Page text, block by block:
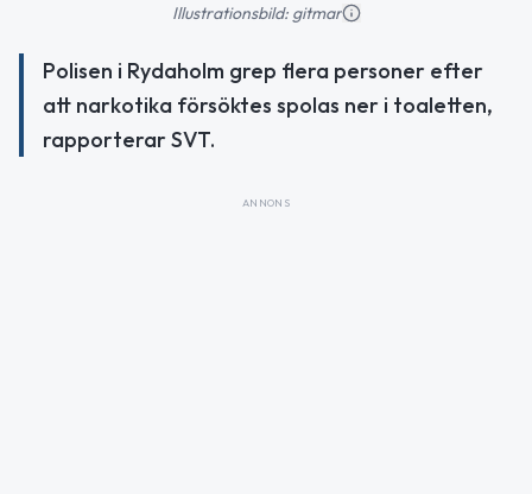
Illustrationsbild: gitmar
Polisen i Rydaholm grep flera personer efter
att narkotika försöktes spolas ner i toaletten,
rapporterar SVT.
ANNONS